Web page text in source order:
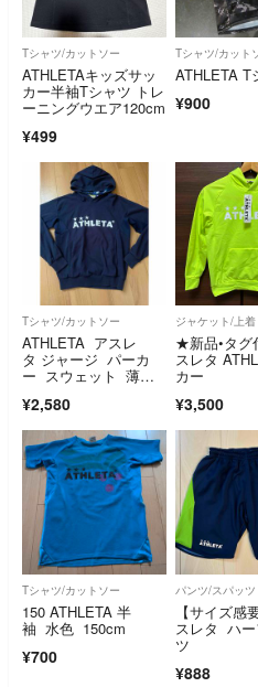
Tシャツ/カットソー
ATHLETAキッズサッ
カー半袖Tシャツ トレ
ーニングウエア120cm
¥499
Tシャツ/カット
ATHLETA T
¥900
Tシャツ/カットソー
ATHLETA アスレ
タ ジャージ パーカ
ー スウェット 薄
¥2,580
ジャケット/上着
★新品•タ
スレタ
カー
¥3,500
Tシャツ/カットソー
150 ATHLETA 半
袖 水色 150cm
¥700
パンツ/スパッツ
【サイズ感
スレタ ハー
ツ
¥888